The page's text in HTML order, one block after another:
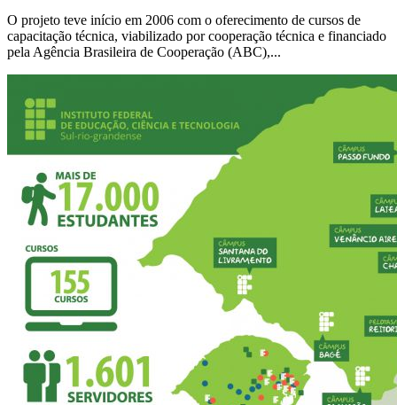
O projeto teve início em 2006 com o oferecimento de cursos de
capacitação técnica, viabilizado por cooperação técnica e financiado
pela Agência Brasileira de Cooperação (ABC),...